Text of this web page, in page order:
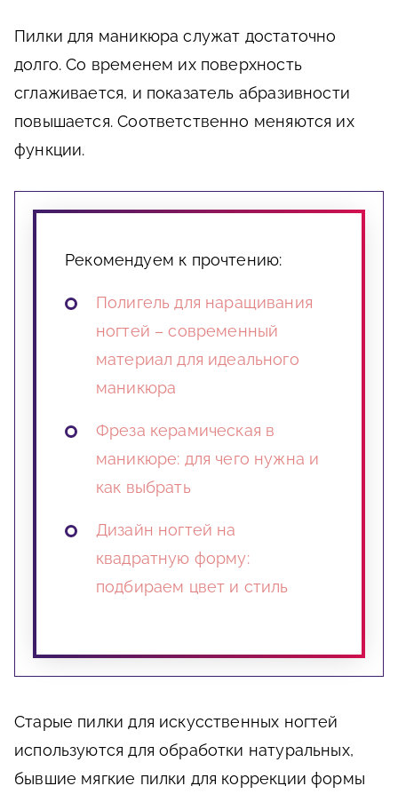
Пилки для маникюра служат достаточно
долго. Со временем их поверхность
сглаживается, и показатель абразивности
повышается. Соответственно меняются их
функции.
Рекомендуем к прочтению:
Полигель для наращивания
ногтей – современный
материал для идеального
маникюра
Фреза керамическая в
маникюре: для чего нужна и
как выбрать
Дизайн ногтей на
квадратную форму:
подбираем цвет и стиль
Старые пилки для искусственных ногтей
используются для обработки натуральных,
бывшие мягкие пилки для коррекции формы